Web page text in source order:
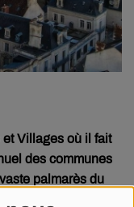
Villages où il fait
des communes
palmarès du
des villes